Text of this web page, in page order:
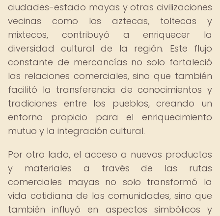
ciudades-estado mayas y otras civilizaciones
vecinas como los aztecas, toltecas y
mixtecos, contribuyó a enriquecer la
diversidad cultural de la región. Este flujo
constante de mercancías no solo fortaleció
las relaciones comerciales, sino que también
facilitó la transferencia de conocimientos y
tradiciones entre los pueblos, creando un
entorno propicio para el enriquecimiento
mutuo y la integración cultural.
Por otro lado, el acceso a nuevos productos
y materiales a través de las rutas
comerciales mayas no solo transformó la
vida cotidiana de las comunidades, sino que
también influyó en aspectos simbólicos y